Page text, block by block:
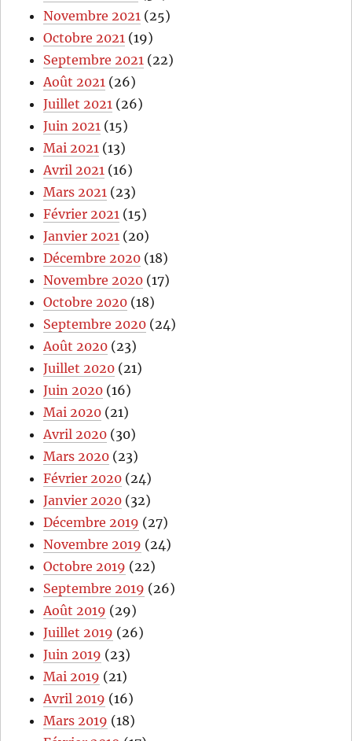
Novembre 2021 (25)
Octobre 2021 (19)
Septembre 2021 (22)
Août 2021 (26)
Juillet 2021 (26)
Juin 2021 (15)
Mai 2021 (13)
Avril 2021 (16)
Mars 2021 (23)
Février 2021 (15)
Janvier 2021 (20)
Décembre 2020 (18)
Novembre 2020 (17)
Octobre 2020 (18)
Septembre 2020 (24)
Août 2020 (23)
Juillet 2020 (21)
Juin 2020 (16)
Mai 2020 (21)
Avril 2020 (30)
Mars 2020 (23)
Février 2020 (24)
Janvier 2020 (32)
Décembre 2019 (27)
Novembre 2019 (24)
Octobre 2019 (22)
Septembre 2019 (26)
Août 2019 (29)
Juillet 2019 (26)
Juin 2019 (23)
Mai 2019 (21)
Avril 2019 (16)
Mars 2019 (18)